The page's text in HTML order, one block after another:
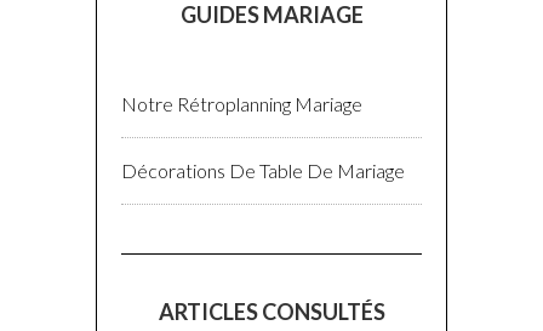
GUIDES MARIAGE
Notre Rétroplanning Mariage
Décorations De Table De Mariage
ARTICLES CONSULTÉS